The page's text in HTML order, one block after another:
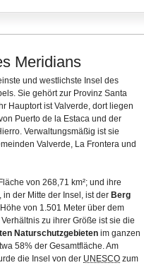
Meridians
und westlichste Insel des
Sie gehört zur Provinz Santa
Hauptort ist Valverde, dort liegen
Puerto de la Estaca und der
Verwaltungsmäßig ist sie
Valverde, La Frontera und
von 268,71 km²; und ihre
in der Mitte der Insel, ist der Berg
von 1.501 Meter über dem
zu ihrer Größe ist sie die
Naturschutzgebieten im ganzen
58% der Gesamtfläche. Am
die Insel von der UNESCO zum